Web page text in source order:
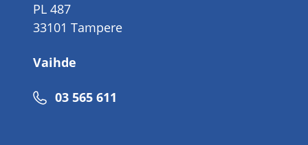
PL 487
33101 Tampere
Vaihde
Puhelinnumero
03 565 611